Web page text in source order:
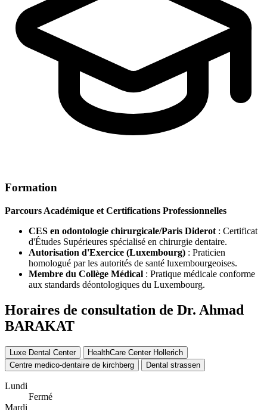
Formation
Parcours Académique et Certifications Professionnelles
CES en odontologie chirurgicale/Paris Diderot : Certificat
d'Études Supérieures spécialisé en chirurgie dentaire.
Autorisation d'Exercice (Luxembourg) : Praticien
homologué par les autorités de santé luxembourgeoises.
Membre du Collège Médical : Pratique médicale conforme
aux standards déontologiques du Luxembourg.
Horaires de consultation de Dr. Ahmad
BARAKAT
Luxe Dental Center
HealthCare Center Hollerich
Centre medico-dentaire de kirchberg
Dental strassen
Lundi
Fermé
Mardi